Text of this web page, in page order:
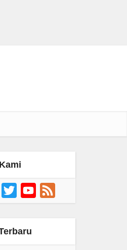
TikTok Twitter YouTube
Channel